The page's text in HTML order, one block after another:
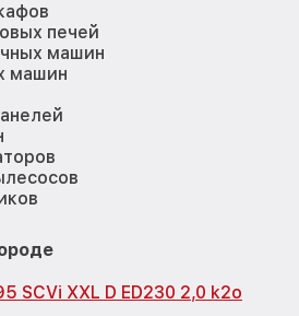
печей
машин
машин
SCVi XXL D ED230 2,0 k2o